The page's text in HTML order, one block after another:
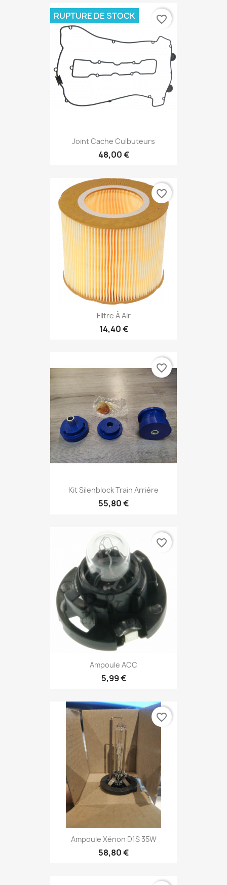
Joint Cache Culbuteurs
48,00 €
RUPTURE DE STOCK favorite_border
Filtre À Air
14,40 €
favorite_border
Kit Silenblock Train Arrière
55,80 €
favorite_border
Ampoule ACC
5,99 €
favorite_border
Ampoule Xénon D1S 35W
58,80 €
favorite_border